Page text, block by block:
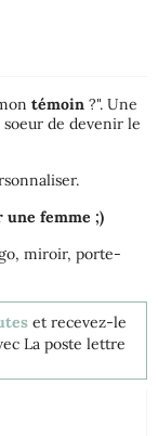
témoin ?". Une
de devenir le
femme ;)
miroir, porte-
et recevez-le
La poste lettre